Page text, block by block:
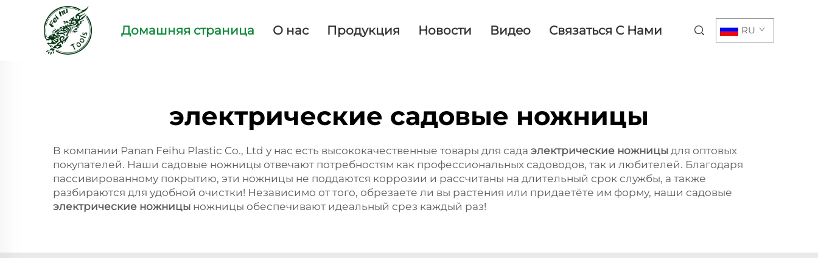
Домашняя страница О нас Продукция Новости Видео Связаться С Нами RU
электрические садовые ножницы
В компании Panan Feihu Plastic Co., Ltd у нас есть высококачественные товары для сада электрические ножницы для оптовых
покупателей. Наши садовые ножницы отвечают потребностям как профессиональных садоводов, так и любителей. Благодаря
пассивированному покрытию, эти ножницы не поддаются коррозии и рассчитаны на длительный срок службы, а также
разбираются для удобной очистки! Независимо от того, обрезаете ли вы растения или придаетёте им форму, наши садовые
электрические ножницы ножницы обеспечивают идеальный срез каждый раз!